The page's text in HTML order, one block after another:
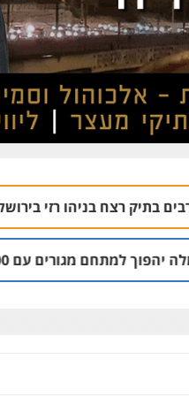
רזי בירושלים 04.08 | 13:37
יחידות דיור